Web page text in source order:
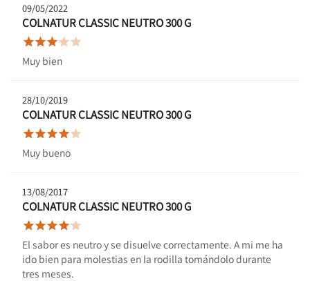
09/05/2022
COLNATUR CLASSIC NEUTRO 300 G

Muy bien
28/10/2019
COLNATUR CLASSIC NEUTRO 300 G

Muy bueno
13/08/2017
COLNATUR CLASSIC NEUTRO 300 G

El sabor es neutro y se disuelve correctamente. A mi me ha
ido bien para molestias en la rodilla tomándolo durante
tres meses.